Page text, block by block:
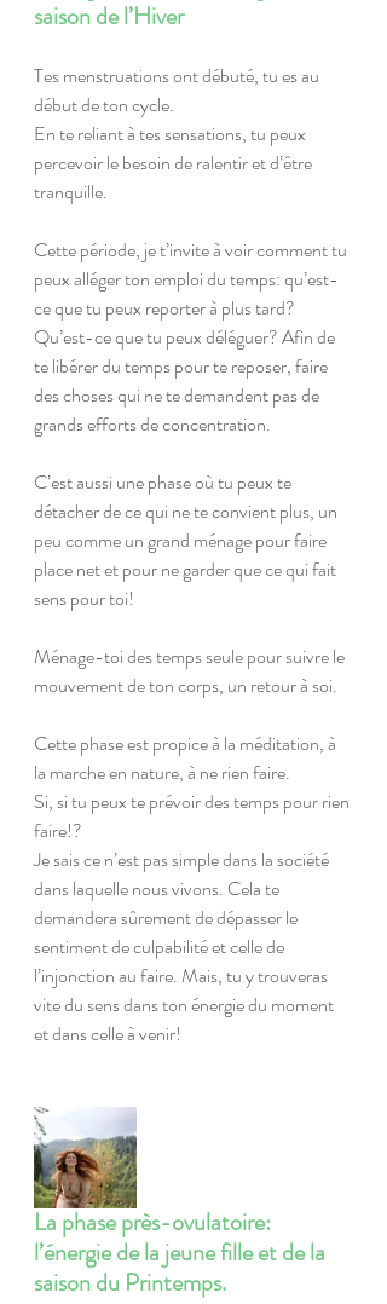
saison de l’Hiver
Tes menstruations ont débuté, tu es au
début de ton cycle.
En te reliant à tes sensations, tu peux
percevoir le besoin de ralentir et d’être
tranquille.
Cette période, je t’invite à voir comment tu
peux alléger ton emploi du temps: qu’est-
ce que tu peux reporter à plus tard?
Qu’est-ce que tu peux déléguer? Afin de
te libérer du temps pour te reposer, faire
des choses qui ne te demandent pas de
grands efforts de concentration.
C’est aussi une phase où tu peux te
détacher de ce qui ne te convient plus, un
peu comme un grand ménage pour faire
place net et pour ne garder que ce qui fait
sens pour toi!
Ménage-toi des temps seule pour suivre le
mouvement de ton corps, un retour à soi.
Cette phase est propice à la méditation, à
la marche en nature, à ne rien faire.
Si, si tu peux te prévoir des temps pour rien
faire!?
Je sais ce n’est pas simple dans la société
dans laquelle nous vivons. Cela te
demandera sûrement de dépasser le
sentiment de culpabilité et celle de
l’injonction au faire. Mais, tu y trouveras
vite du sens dans ton énergie du moment
et dans celle à venir!
La phase près-ovulatoire:
l’énergie de la jeune fille et de la
saison du Printemps.